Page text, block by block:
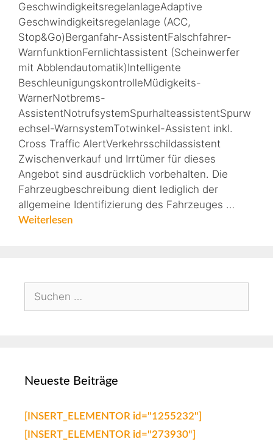
GeschwindigkeitsregelanlageAdaptive
Geschwindigkeitsregelanlage (ACC,
Stop&Go)Berganfahr-AssistentFalschfahrer-
WarnfunktionFernlichtassistent (Scheinwerfer
mit Abblendautomatik)Intelligente
BeschleunigungskontrolleMüdigkeits-
WarnerNotbrems-
AssistentNotrufsystemSpurhalteassistentSpurw
echsel-WarnsystemTotwinkel-Assistent inkl.
Cross Traffic AlertVerkehrsschildassistent
Zwischenverkauf und Irrtümer für dieses
Angebot sind ausdrücklich vorbehalten. Die
Fahrzeugbeschreibung dient lediglich der
allgemeine Identifizierung des Fahrzeuges …
Weiterlesen
Neueste Beiträge
[INSERT_ELEMENTOR id="1255232"]
[INSERT_ELEMENTOR id="273930"]